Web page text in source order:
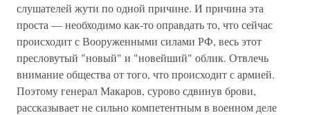
слушателей жути по одной причине. И причина эта
проста — необходимо как-то оправдать то, что сейчас
происходит с Вооруженными силами РФ, весь этот
пресловутый "новый" и "новейший" облик. Отвлечь
внимание общества от того, что происходит с армией.
Поэтому генерал Макаров, сурово сдвинув брови,
рассказывает не сильно компетентным в военном деле